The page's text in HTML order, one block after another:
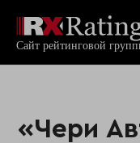
«Чери